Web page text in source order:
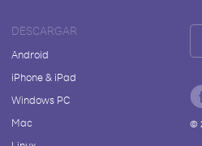
DESCARGAR
Android
iPhone & iPad
Windows PC
Mac
©